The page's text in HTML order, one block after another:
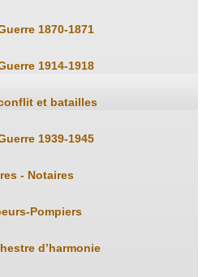
1870-1871
1914-1918
et batailles
1939-1945
- Notaires
Pompiers
d’harmonie